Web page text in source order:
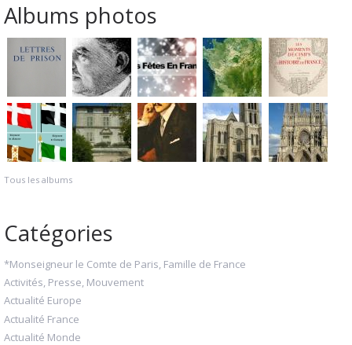
Albums photos
Tous les albums
Catégories
*Monseigneur le Comte de Paris, Famille de France
Activités, Presse, Mouvement
Actualité Europe
Actualité France
Actualité Monde